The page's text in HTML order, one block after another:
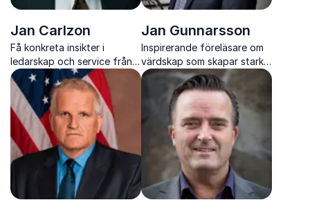
Jan Carlzon
Få konkreta insikter i
ledarskap och service från
Jan Carlzon, tidigare SAS-
vd och en av näringslivets
mest inspirerande röster
Jan Gunnarsson
Inspirerande föreläsare om
värdskap som skapar stark
kultur, engagerade
medarbetare och lojala
kunder